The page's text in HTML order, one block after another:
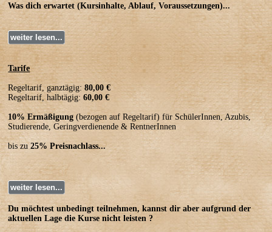
Was dich erwartet (Kursinhalte, Ablauf, Voraussetzungen)...
weiter lesen...
Tarife
Regeltarif, ganztägig:80,00 €
Regeltarif, halbtägig:60,00 €
10% Ermäßigung(bezogen auf Regeltarif) für SchülerInnen, Azubis,
Studierende, Geringverdienende & RentnerInnen
bis zu25% Preisnachlass...
weiter lesen...
Du möchtest unbedingt teilnehmen, kannst dir aber aufgrund der
aktuellen Lage die Kurse nicht leisten ?